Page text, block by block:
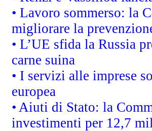
• Lavoro sommerso: la
migliorare la
• L’UE sfida la Russia
carne suina
• I servizi alle imprese
europea
• Aiuti di Stato: la
investimenti per 12,7